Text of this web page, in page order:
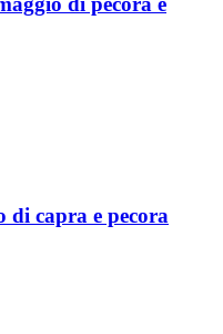
di capra e pecora